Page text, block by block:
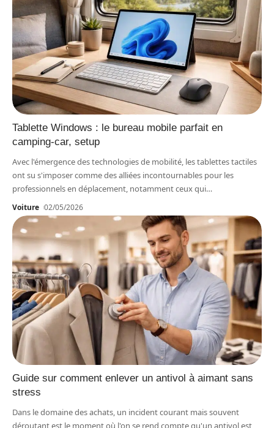
Tablette Windows : le bureau mobile parfait en
camping-car, setup
Avec l'émergence des technologies de mobilité, les tablettes tactiles
ont su s'imposer comme des alliées incontournables pour les
professionnels en déplacement, notamment ceux qui…
Voiture 02/05/2026
Guide sur comment enlever un antivol à aimant sans
stress
Dans le domaine des achats, un incident courant mais souvent
déroutant est le moment où l'on se rend compte qu'un antivol est